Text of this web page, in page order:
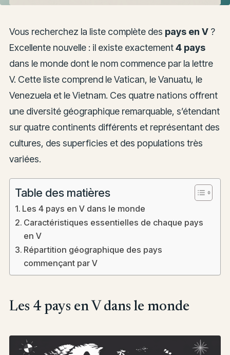
Vous recherchez la liste complète des pays en V?
Excellente nouvelle : il existe exactement4 pays
dans le monde dont le nom commence par la lettre
V. Cette liste comprend le Vatican, le Vanuatu, le
Venezuela et le Vietnam. Ces quatre nations offrent
une diversité géographique remarquable, s’étendant
sur quatre continents différents et représentant des
cultures, des superficies et des populations très
variées.
Table des matières
Les 4 pays en V dans le monde
Caractéristiques essentielles de chaque pays
en V
Répartition géographique des pays
commençant par V
Les 4 pays en V dans le monde